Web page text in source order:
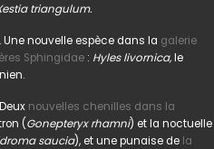
triangulum.
nouvelle espèce dans la galerie
Sphingidae : Hyles livornica,le
nouvelles chenilles dans la
(Gonepteryx rhamni) et la noctuelle
saucia), et une punaise de la